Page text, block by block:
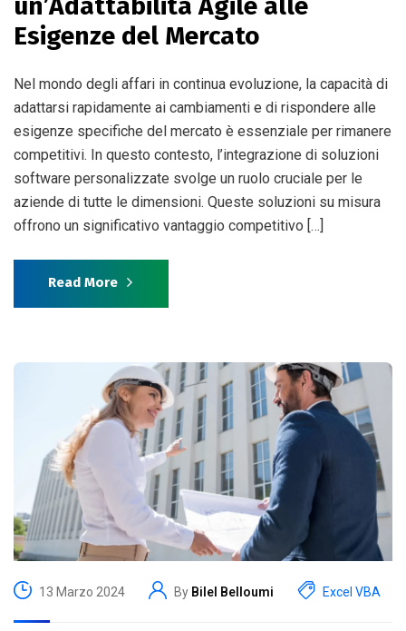
Esigenze del Mercato
Nel mondo degli affari in continua evoluzione, la capacità di
adattarsi rapidamente ai cambiamenti e di rispondere alle
esigenze specifiche del mercato è essenziale per rimanere
competitivi. In questo contesto, l’integrazione di soluzioni
software personalizzate svolge un ruolo cruciale per le
aziende di tutte le dimensioni. Queste soluzioni su misura
offrono un significativo vantaggio competitivo […]
Read More
13 Marzo 2024 By Bilel Belloumi Excel VBA